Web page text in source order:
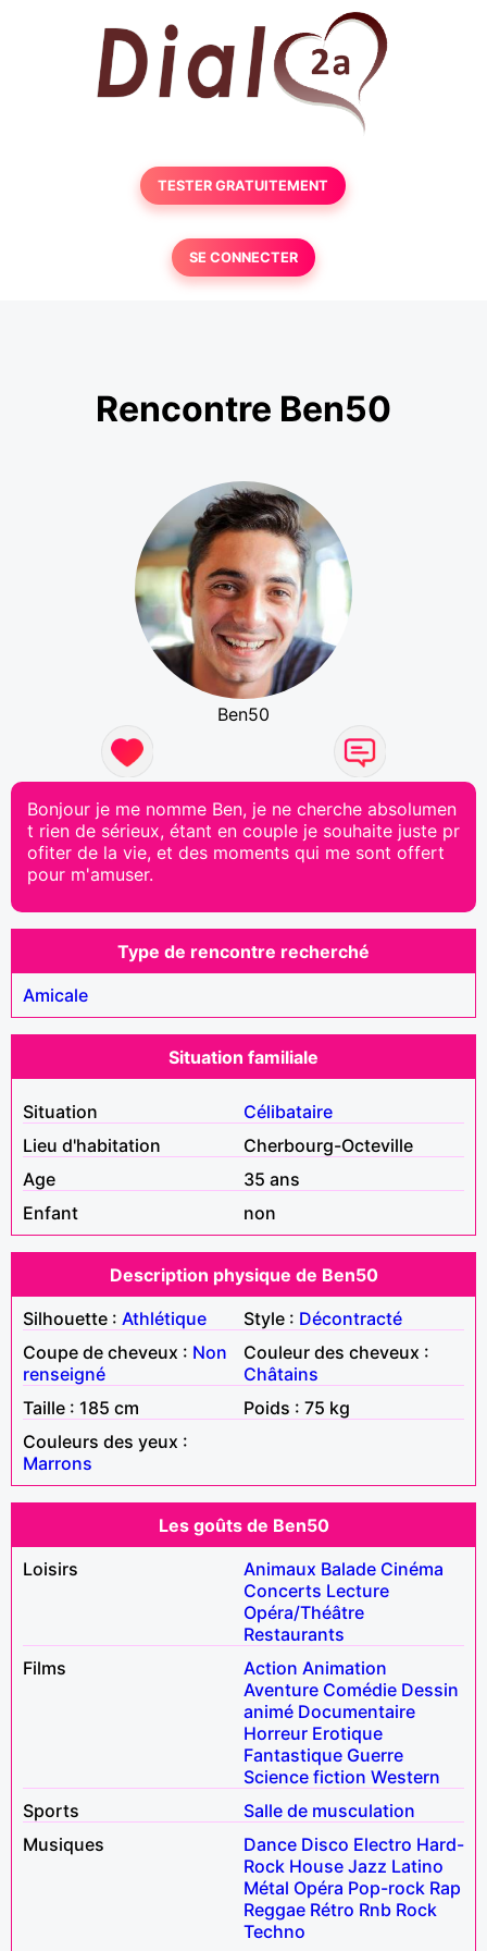
TESTER GRATUITEMENT
SE CONNECTER
Rencontre Ben50
Ben50
Bonjour je me nomme Ben, je ne cherche absolumen
t rien de sérieux, étant en couple je souhaite juste pr
ofiter de la vie, et des moments qui me sont offert
pour m'amuser.
Type de rencontre recherché
Amicale
Situation familiale
Situation
Célibataire
Lieu d'habitation
Cherbourg-Octeville
Age
35 ans
Enfant
non
Description physique de Ben50
Silhouette : Athlétique Style : Décontracté
Coupe de cheveux : Non
renseigné
Couleur des cheveux :
Châtains
Taille : 185 cm
Poids : 75 kg
Couleurs des yeux :
Marrons
Les goûts de Ben50
Loisirs
Animaux Balade Cinéma
Concerts Lecture
Opéra/Théâtre
Restaurants
Films
Action Animation
Aventure Comédie Dessin
animé Documentaire
Horreur Erotique
Fantastique Guerre
Science fiction Western
Sports
Salle de musculation
Musiques
Dance Disco Electro Hard-
Rock House Jazz Latino
Métal Opéra Pop-rock Rap
Reggae Rétro Rnb Rock
Techno